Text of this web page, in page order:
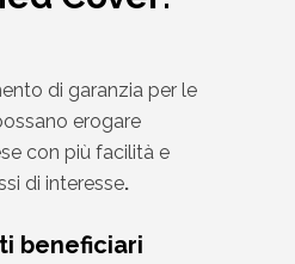
di garanzia per le
erogare
con più facilità e
di interesse.
beneficiari